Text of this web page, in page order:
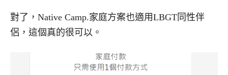
對了，Native Camp.家庭方案也適用LBGT同性伴
侶，這個真的很可以。